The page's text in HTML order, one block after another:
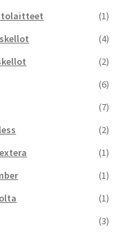
(1)
(4)
(2)
(6)
(7)
(2)
(1)
(1)
(1)
(3)